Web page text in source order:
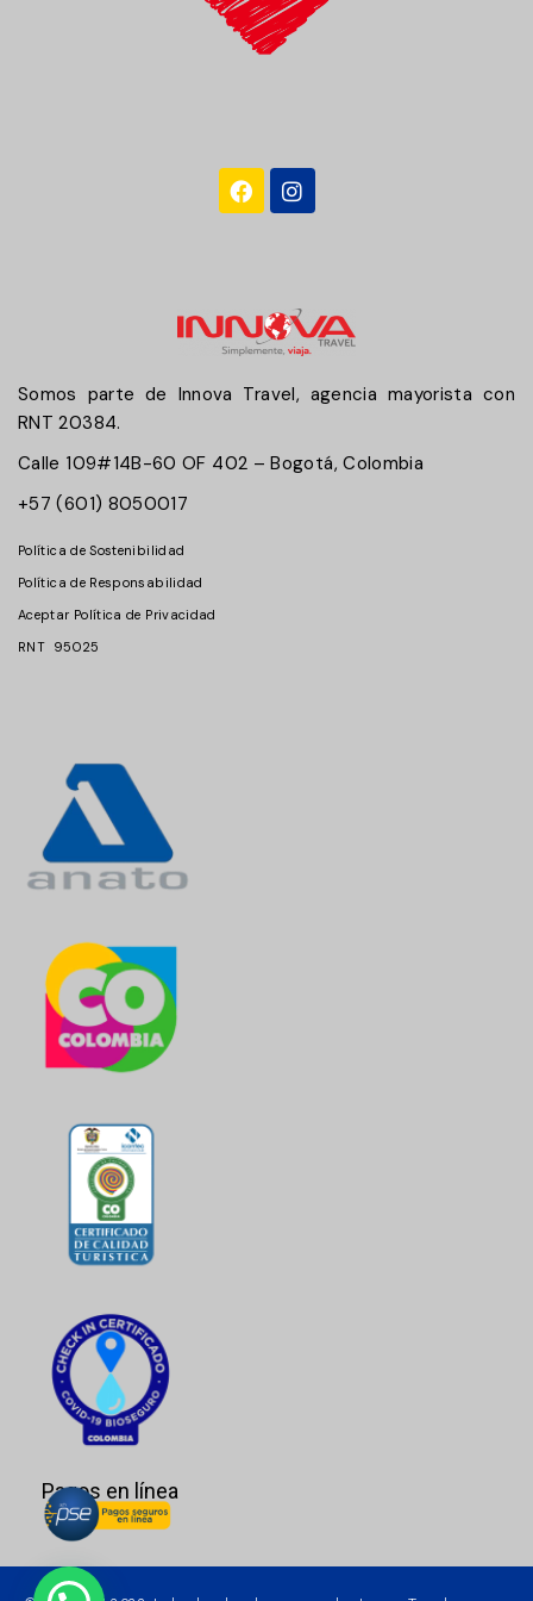
Somos parte de Innova Travel, agencia mayorista con
RNT 20384.
Calle 109#14B-60 OF 402 – Bogotá, Colombia
+57 (601) 8050017
Política de Sostenibilidad
Política de Responsabilidad
Aceptar Política de Privacidad
RNT 95025
Pagos en línea